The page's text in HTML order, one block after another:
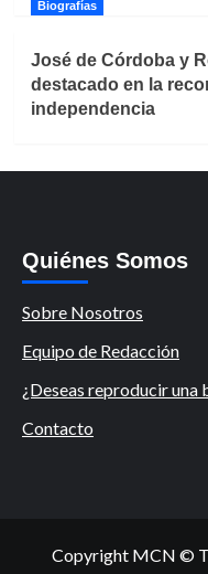
Biografías
José de Córdoba y
destacado en la
independencia
Quiénes Somos
Sobre Nosotros
Equipo de Redacción
¿Deseas reproducir una
Contacto
Copyright MCN ©